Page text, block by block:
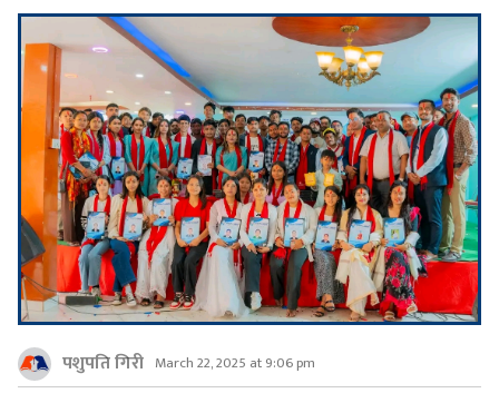
पशुपति गिरी March 22, 2025 at 9:06 pm